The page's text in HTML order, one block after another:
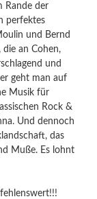
Rande der
perfektes
und Bernd
an Cohen,
und
geht man auf
Musik für
Rock &
Und dennoch
das
Muße. Es lohnt